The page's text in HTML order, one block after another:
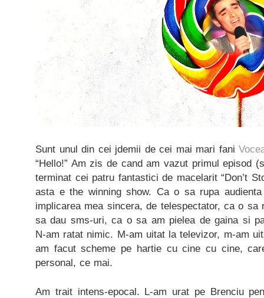
Sunt unul din cei jdemii de cei mai mari fani
“Hello!” Am zis de cand am vazut primul episod
terminat cei patru fantastici de macelarit “Don’t
asta e the winning show. Ca o sa rupa
implicarea mea sincera, de telespectator, ca o
sa dau sms-uri, ca o sa am pielea de gaina si
N-am ratat nimic. M-am uitat la televizor, m-am
am facut scheme pe hartie cu cine cu cine,
personal, ce mai.
Am trait intens-epocal. L-am urat pe Brenciu